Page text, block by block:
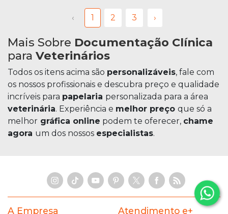
‹ 1 2 3 ›
Mais Sobre Documentação Clínica
para Veterinários
Todos os itens acima são personalizáveis, fale com
os nossos profissionais e descubra preço e qualidade
incríveis para papelaria personalizada para a área
veterinária. Experiência e melhor preço que só a
melhor gráfica online podem te oferecer, chame
agora um dos nossos especialistas.
A Empresa Atendimento e+